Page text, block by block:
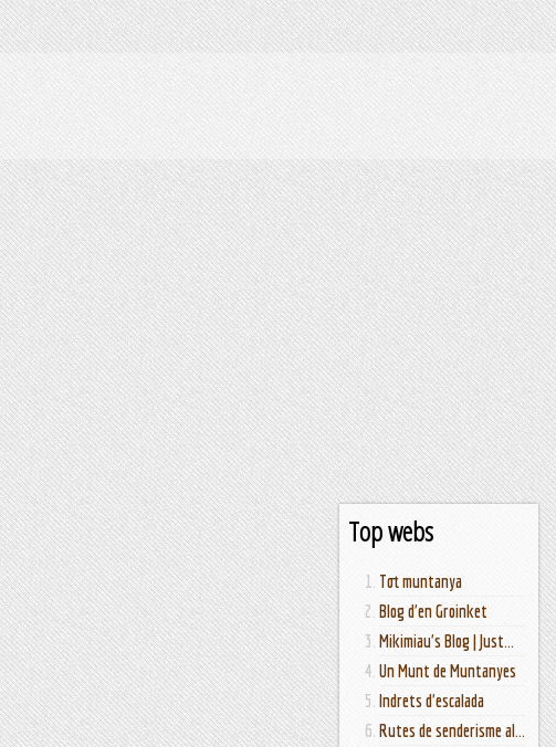
Top webs
Tot muntanya
Blog d'en Groinket
Mikimiau's Blog | Just...
Un Munt de Muntanyes
Indrets d'escalada
Rutes de senderisme al...